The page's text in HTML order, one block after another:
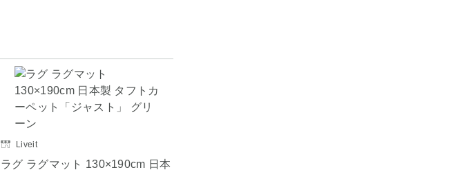
Liveit
ラグ ラグマット 130×190cm 日本